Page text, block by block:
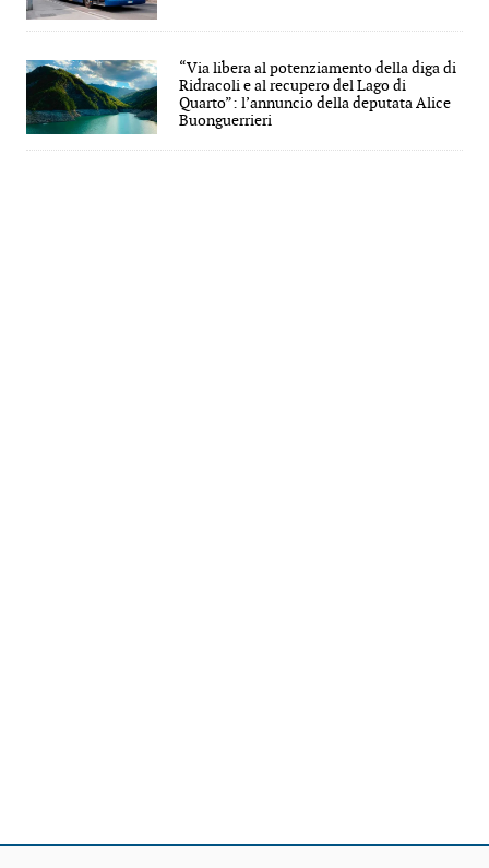
“Via libera al potenziamento della diga di
Ridracoli e al recupero del Lago di
Quarto”: l’annuncio della deputata Alice
Buonguerrieri